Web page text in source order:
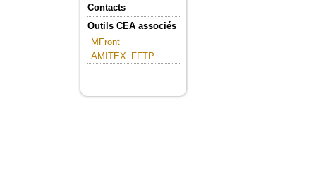
Contacts
Outils CEA associés
MFront
AMITEX_FFTP